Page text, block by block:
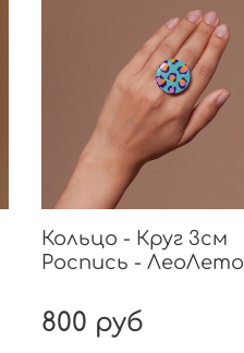
Кольцо - Круг 3см
Роспись - ЛеоЛето
800 руб